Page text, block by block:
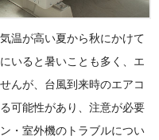
温が高い夏から秋にかけて
いると暑いことも多く、エ
んが、台風到来時のエアコ
可能性があり、注意が必要
・室外機のトラブルについ